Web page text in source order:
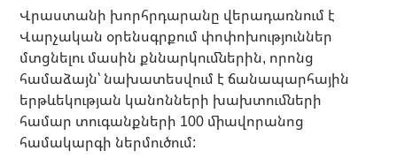
Վրաստանի խորհրդարանը վերադառնում է
Վարչական օրենսգրքում փոփոխություններ
մտցնելու մասին քննարկումներին, որոնց
համաձայն՝ նախատեսվում է ճանապարհային
երթևեկության կանոնների խախտումների
համար տուգանքների 100 միավորանոց
համակարգի ներմուծում: